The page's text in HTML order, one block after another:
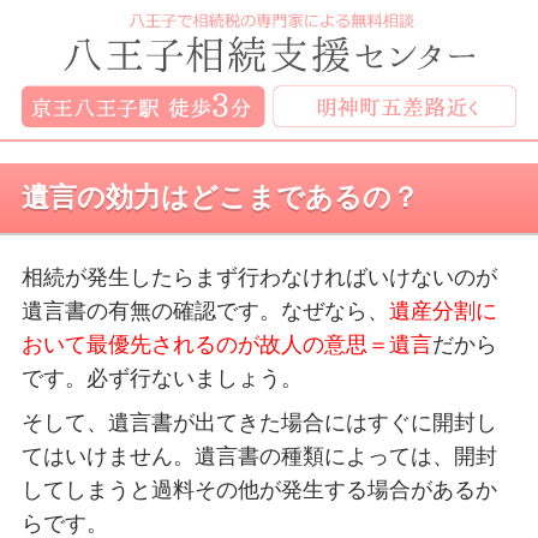
遺言の効力はどこまであるの？
相続が発生したらまず行わなければいけないのが
遺言書の有無の確認です。なぜなら、 遺産分割に
おいて最優先されるのが故人の意思＝遺言だから
です。必ず行ないましょう。
そして、遺言書が出てきた場合にはすぐに開封し
てはいけません。遺言書の種類によっては、開封
してしまうと過料その他が発生する場合があるか
らです。